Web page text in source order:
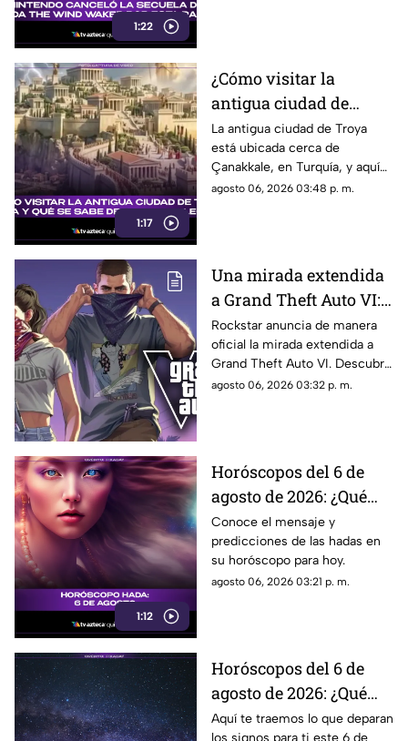
1:22
1:17
¿Cómo visitar la
antigua ciudad de
Troya en Turquía y qué
se sabe de su origen
legendario?
La antigua ciudad de Troya
está ubicada cerca de
Çanakkale, en Turquía, y aquí
te explicamos todos los
agosto 06, 2026 03:48 p. m.
Una mirada extendida
a Grand Theft Auto VI:
¿Cuándo, dónde y a qué
hora de México se
estrena este adelanto
de GTA?
Rockstar anuncia de manera
oficial la mirada extendida a
Grand Theft Auto VI. Descubre
fecha, horario, dónde verla y
agosto 06, 2026 03:32 p. m.
1:12
Horóscopos del 6 de
agosto de 2026: ¿Qué
revelan las hadas hoy?
Conoce el mensaje y
predicciones de las hadas en
su horóscopo para hoy.
agosto 06, 2026 03:21 p. m.
Horóscopos del 6 de
agosto de 2026: ¿Qué
revelan los aztecas
Aquí te traemos lo que deparan